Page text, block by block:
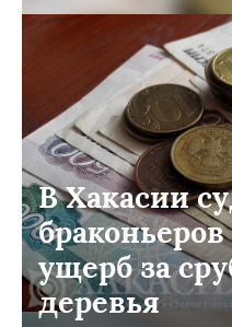
В Хакасии
ущерб за
деревья